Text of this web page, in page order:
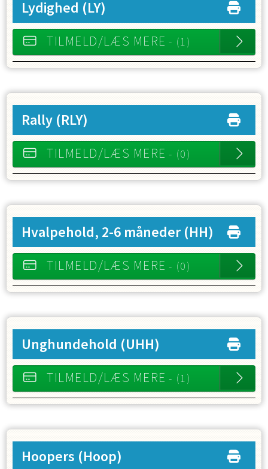
Lydighed (LY)
TILMELD/LÆS MERE - (1)
Rally (RLY)
TILMELD/LÆS MERE - (0)
Hvalpehold, 2-6 måneder (HH)
TILMELD/LÆS MERE - (0)
Unghundehold (UHH)
TILMELD/LÆS MERE - (1)
Hoopers (Hoop)